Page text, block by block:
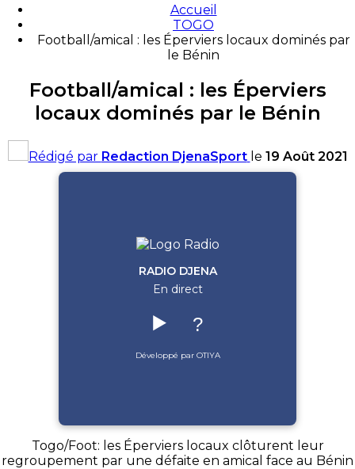
Accueil
TOGO
Football/amical : les Éperviers locaux dominés par
le Bénin
Football/amical : les Éperviers
locaux dominés par le Bénin
Rédigé par Redaction DjenaSport le 19 Août 2021
RADIO DJENA
En direct
▶️ ?
Développé par OTIYA
Togo/Foot: les Éperviers locaux clôturent leur
regroupement par une défaite en amical face au Bénin